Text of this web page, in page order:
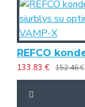
133.83 € 152.46 €